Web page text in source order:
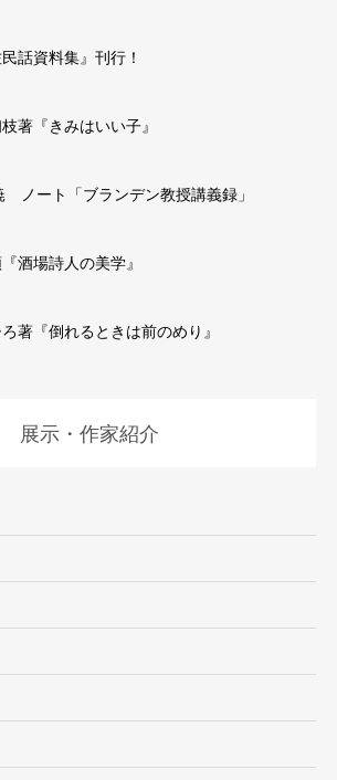
話資料集』刊行！
著『きみはいい子』
ノート「ブランデン教授講義録」
酒場詩人の美学』
著『倒れるときは前のめり』
展示・作家紹介